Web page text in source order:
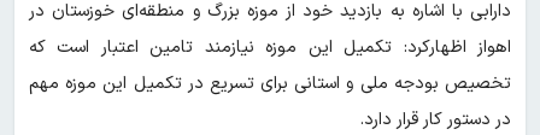
دارابی با اشاره به بازدید خود از موزه بزرگ و منطقه‌ای خوزستان در
اهواز اظهارکرد: تکمیل این موزه نیازمند تامین اعتبار است که
تخصیص بودجه ملی و استانی برای تسریع در تکمیل این موزه مهم
در دستور کار قرار دارد.